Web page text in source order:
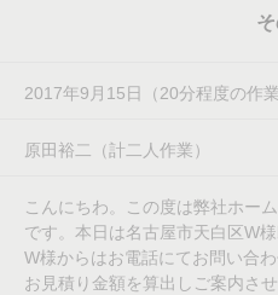
2017年9月15日（20分程度の作業
原田裕二（計二人作業）
こんにちわ。この度は弊社ホー
です。本日は名古屋市天白区W
W様からはお電話にてお問い合
お見積り金額を算出しご案内さ